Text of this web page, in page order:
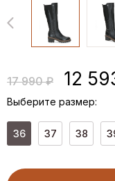
17 990 ₽ 12
Выберите размер:
36 37 38